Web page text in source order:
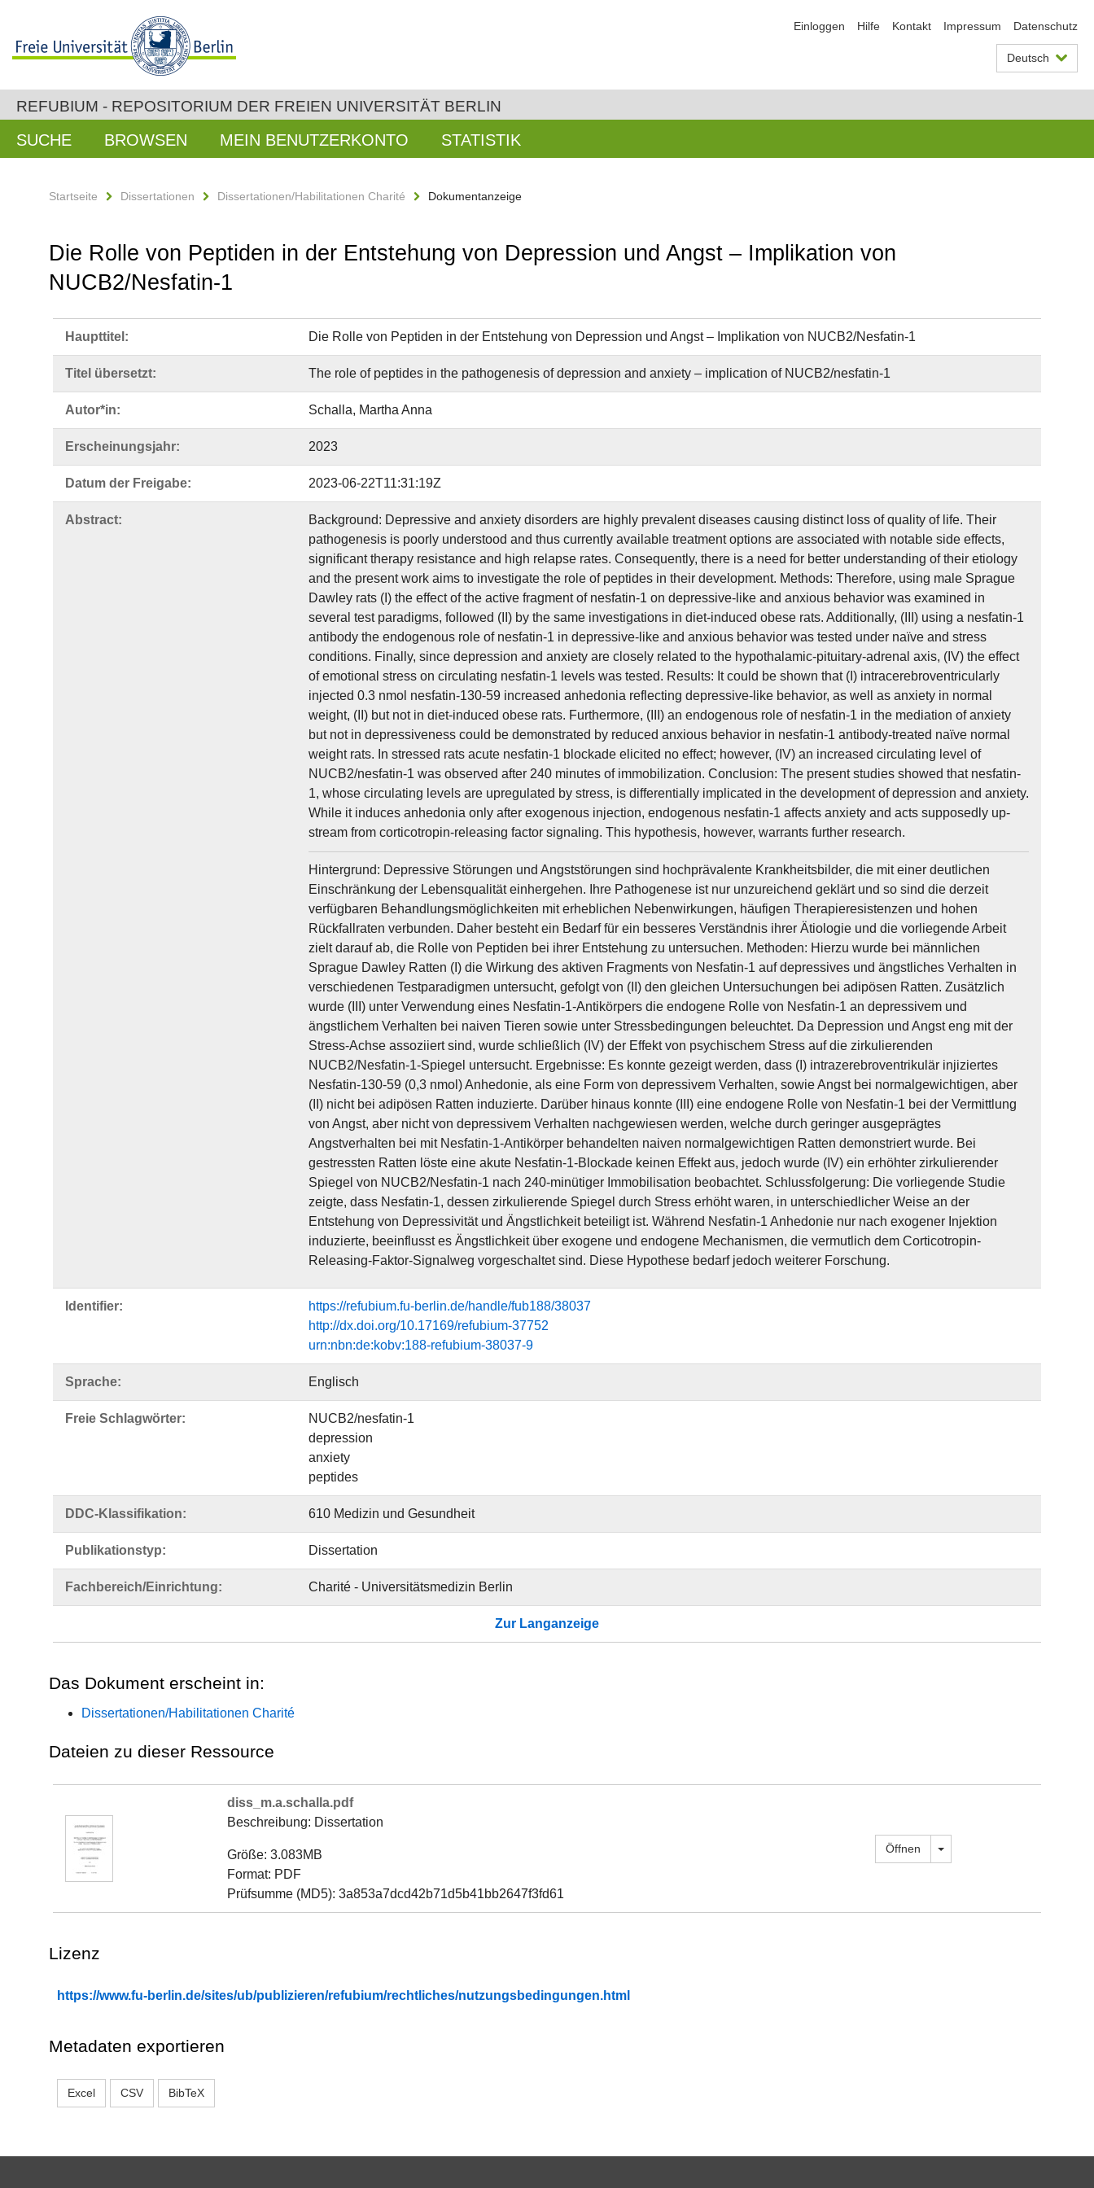
Einloggen Hilfe Kontakt Impressum Datenschutz
Deutsch
REFUBIUM - REPOSITORIUM DER FREIEN UNIVERSITÄT BERLIN
SUCHE BROWSEN MEIN BENUTZERKONTO STATISTIK
Startseite Dissertationen Dissertationen/Habilitationen Charité Dokumentanzeige
Die Rolle von Peptiden in der Entstehung von Depression und Angst – Implikation von
NUCB2/Nesfatin-1
Haupttitel: Die Rolle von Peptiden in der Entstehung von Depression und Angst – Implikation von NUCB2/Nesfatin-1
Titel übersetzt: The role of peptides in the pathogenesis of depression and anxiety – implication of NUCB2/nesfatin-1
Autor*in: Schalla, Martha Anna
Erscheinungsjahr: 2023
Datum der Freigabe: 2023-06-22T11:31:19Z
Abstract:
Background: Depressive and anxiety disorders are highly prevalent diseases causing distinct loss of quality of life. Their
pathogenesis is poorly understood and thus currently available treatment options are associated with notable side effects,
significant therapy resistance and high relapse rates. Consequently, there is a need for better understanding of their etiology
and the present work aims to investigate the role of peptides in their development. Methods: Therefore, using male Sprague
Dawley rats (I) the effect of the active fragment of nesfatin-1 on depressive-like and anxious behavior was examined in
several test paradigms, followed (II) by the same investigations in diet-induced obese rats. Additionally, (III) using a nesfatin-1
antibody the endogenous role of nesfatin-1 in depressive-like and anxious behavior was tested under naïve and stress
conditions. Finally, since depression and anxiety are closely related to the hypothalamic-pituitary-adrenal axis, (IV) the effect
of emotional stress on circulating nesfatin-1 levels was tested. Results: It could be shown that (I) intracerebroventricularly
injected 0.3 nmol nesfatin-130-59 increased anhedonia reflecting depressive-like behavior, as well as anxiety in normal
weight, (II) but not in diet-induced obese rats. Furthermore, (III) an endogenous role of nesfatin-1 in the mediation of anxiety
but not in depressiveness could be demonstrated by reduced anxious behavior in nesfatin-1 antibody-treated naïve normal
weight rats. In stressed rats acute nesfatin-1 blockade elicited no effect; however, (IV) an increased circulating level of
NUCB2/nesfatin-1 was observed after 240 minutes of immobilization. Conclusion: The present studies showed that nesfatin-
1, whose circulating levels are upregulated by stress, is differentially implicated in the development of depression and anxiety.
While it induces anhedonia only after exogenous injection, endogenous nesfatin-1 affects anxiety and acts supposedly up-
stream from corticotropin-releasing factor signaling. This hypothesis, however, warrants further research.
Hintergrund: Depressive Störungen und Angststörungen sind hochprävalente Krankheitsbilder, die mit einer deutlichen
Einschränkung der Lebensqualität einhergehen. Ihre Pathogenese ist nur unzureichend geklärt und so sind die derzeit
verfügbaren Behandlungsmöglichkeiten mit erheblichen Nebenwirkungen, häufigen Therapieresistenzen und hohen
Rückfallraten verbunden. Daher besteht ein Bedarf für ein besseres Verständnis ihrer Ätiologie und die vorliegende Arbeit
zielt darauf ab, die Rolle von Peptiden bei ihrer Entstehung zu untersuchen. Methoden: Hierzu wurde bei männlichen
Sprague Dawley Ratten (I) die Wirkung des aktiven Fragments von Nesfatin-1 auf depressives und ängstliches Verhalten in
verschiedenen Testparadigmen untersucht, gefolgt von (II) den gleichen Untersuchungen bei adipösen Ratten. Zusätzlich
wurde (III) unter Verwendung eines Nesfatin-1-Antikörpers die endogene Rolle von Nesfatin-1 an depressivem und
ängstlichem Verhalten bei naiven Tieren sowie unter Stressbedingungen beleuchtet. Da Depression und Angst eng mit der
Stress-Achse assoziiert sind, wurde schließlich (IV) der Effekt von psychischem Stress auf die zirkulierenden
NUCB2/Nesfatin-1-Spiegel untersucht. Ergebnisse: Es konnte gezeigt werden, dass (I) intrazerebroventrikulär injiziertes
Nesfatin-130-59 (0,3 nmol) Anhedonie, als eine Form von depressivem Verhalten, sowie Angst bei normalgewichtigen, aber
(II) nicht bei adipösen Ratten induzierte. Darüber hinaus konnte (III) eine endogene Rolle von Nesfatin-1 bei der Vermittlung
von Angst, aber nicht von depressivem Verhalten nachgewiesen werden, welche durch geringer ausgeprägtes
Angstverhalten bei mit Nesfatin-1-Antikörper behandelten naiven normalgewichtigen Ratten demonstriert wurde. Bei
gestressten Ratten löste eine akute Nesfatin-1-Blockade keinen Effekt aus, jedoch wurde (IV) ein erhöhter zirkulierender
Spiegel von NUCB2/Nesfatin-1 nach 240-minütiger Immobilisation beobachtet. Schlussfolgerung: Die vorliegende Studie
zeigte, dass Nesfatin-1, dessen zirkulierende Spiegel durch Stress erhöht waren, in unterschiedlicher Weise an der
Entstehung von Depressivität und Ängstlichkeit beteiligt ist. Während Nesfatin-1 Anhedonie nur nach exogener Injektion
induzierte, beeinflusst es Ängstlichkeit über exogene und endogene Mechanismen, die vermutlich dem Corticotropin-
Releasing-Faktor-Signalweg vorgeschaltet sind. Diese Hypothese bedarf jedoch weiterer Forschung.
Identifier:
https://refubium.fu-berlin.de/handle/fub188/38037
http://dx.doi.org/10.17169/refubium-37752
urn:nbn:de:kobv:188-refubium-38037-9
Sprache: Englisch
Freie Schlagwörter:
NUCB2/nesfatin-1
depression
anxiety
peptides
DDC-Klassifikation: 610 Medizin und Gesundheit
Publikationstyp: Dissertation
Fachbereich/Einrichtung: Charité - Universitätsmedizin Berlin
Zur Langanzeige
Das Dokument erscheint in:
Dissertationen/Habilitationen Charité
Dateien zu dieser Ressource
diss_m.a.schalla.pdf
Beschreibung: Dissertation
Größe: 3.083MB
Format: PDF
Prüfsumme (MD5): 3a853a7dcd42b71d5b41bb2647f3fd61
Öffnen Dropdown öffnen
Lizenz
https://www.fu-berlin.de/sites/ub/publizieren/refubium/rechtliches/nutzungsbedingungen.html
Metadaten exportieren
Excel CSV BibTeX